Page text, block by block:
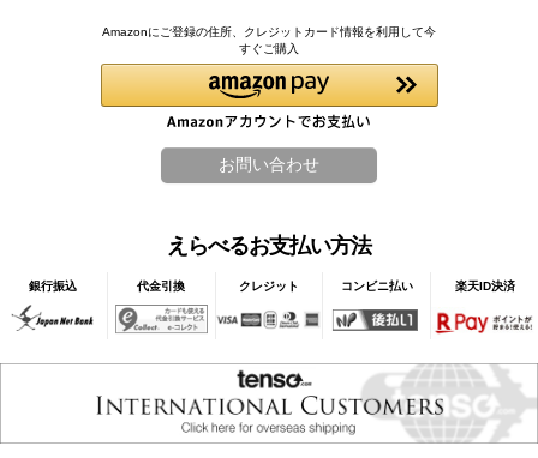
Amazonにご登録の住所、クレジットカード情報を利用して今
すぐご購入
えらべるお支払い方法
銀行振込 代金引換 クレジット コンビニ払い 楽天ID決済